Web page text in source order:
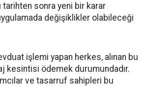
tarihten sonra yeni bir karar
değişiklikler olabileceği
işlemi yapan herkes, alınan bu
kesintisi ödemek durumundadır.
ve tasarruf sahipleri bu